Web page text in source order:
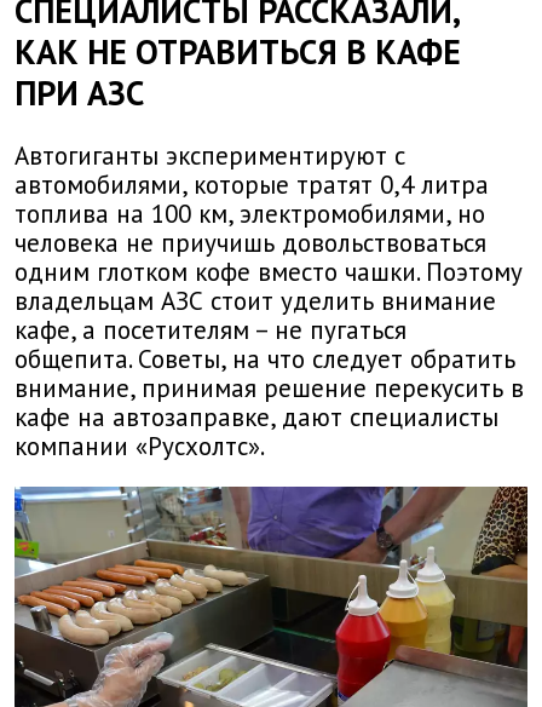
СПЕЦИАЛИСТЫ РАССКАЗАЛИ,
КАК НЕ ОТРАВИТЬСЯ В КАФЕ
ПРИ АЗС
Автогиганты экспериментируют с
автомобилями, которые тратят 0,4 литра
топлива на 100 км, электромобилями, но
человека не приучишь довольствоваться
одним глотком кофе вместо чашки. Поэтому
владельцам АЗС стоит уделить внимание
кафе, а посетителям – не пугаться
общепита. Советы, на что следует обратить
внимание, принимая решение перекусить в
кафе на автозаправке, дают специалисты
компании «Русхолтс».